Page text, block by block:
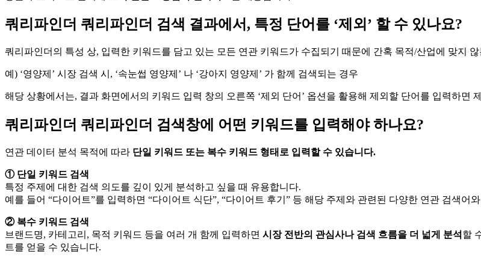
쿼리파인더 쿼리파인더 검색 결과에서, 특정 단어를 ‘제외’ 할 수 있나요?
쿼리파인더의 특성 상, 입력한 키워드를 담고 있는 모든 연관 키워드가 수집되기 때문에 간혹 목적/산업에 맞지
예) ‘영양제’ 시장 검색 시, ‘속눈썹 영양제’ 나 ‘강아지 영양제’ 가 함께 검색되는 경우
해당 상황에서는, 결과 화면에서의 키워드 입력 창의 오른쪽 ‘제외 단어’ 옵션을 활용해 제외할 단어를 입력하면
쿼리파인더 쿼리파인더 검색창에 어떤 키워드를 입력해야 하나요?
연관 데이터 분석 목적에 따라 단일 키워드 또는 복수 키워드 형태로 입력할 수 있습니다.
① 단일 키워드 검색
특정 주제에 대한 검색 의도를 깊이 있게 분석하고 싶을 때 유용합니다.
예를 들어 “다이어트”를 입력하면 “다이어트 식단”, “다이어트 후기” 등 해당 주제와 관련된 다양한 연관 검색어
② 복수 키워드 검색
브랜드명, 카테고리, 목적 키워드 등을 여러 개 함께 입력하면 시장 전반의 관심사나 검색 흐름을 더 넓게 분석 할
트를 얻을 수 있습니다.